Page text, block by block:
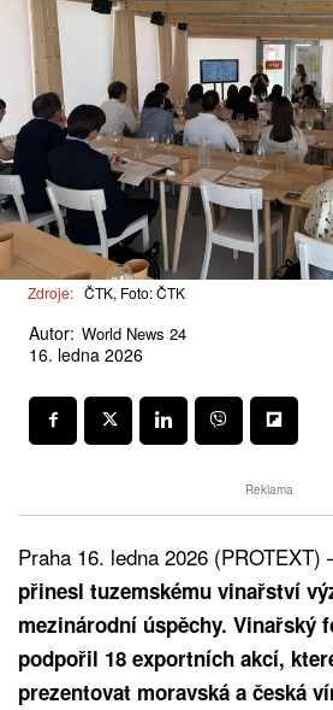
Zdroje: ČTK, Foto: ČTK
Autor: World News 24
16. ledna 2026
Reklama
Praha 16. ledna 2026 (PROTEXT)
přinesl tuzemskému vinařství
mezinárodní úspěchy. Vinařský
podpořil 18 exportních akcí,
prezentovat moravská a česká